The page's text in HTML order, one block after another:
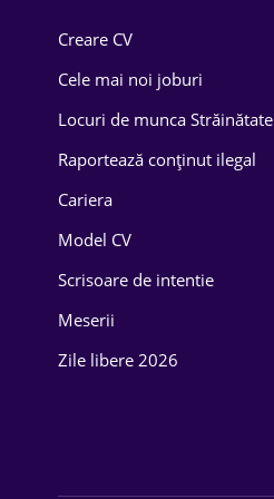
Drept
Educație / Training
Energetică
Farma
Creare CV
Cele mai noi joburi
Locuri de munca Străinătate
Raportează conținut ilegal
Cariera
Model CV
Scrisoare de intentie
Meserii
Zile libere 2026